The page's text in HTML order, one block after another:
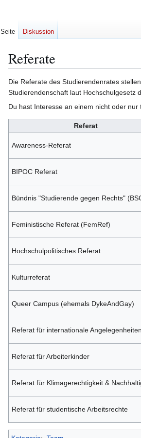
Referate
Zur
Navigation
springen
Zur
Suche
springen
Die Referate des Studierendenrates
Studierendenschaft laut Hochschulgesetz
Du hast Interesse an einem nicht oder
Referat
Awareness-Referat
BIPOC Referat
Bündnis "Studierende gegen Rechts"
Feministische Referat (FemRef)
Hochschulpolitisches Referat
Kulturreferat
Queer Campus (ehemals DykeAndGay)
Referat für internationale
Referat für Arbeiterkinder
Referat für Klimagerechtigkeit &
Referat für studentische Arbeitsrechte
Seite Diskussion